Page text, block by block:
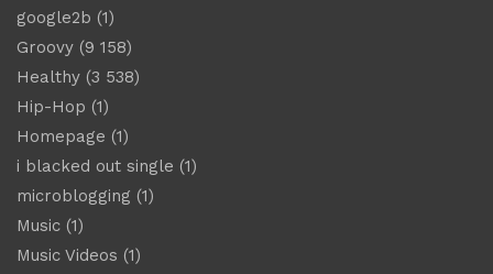
google2b (1)
Groovy (9 158)
Healthy (3 538)
Hip-Hop (1)
Homepage (1)
i blacked out single (1)
microblogging (1)
Music (1)
Music Videos (1)